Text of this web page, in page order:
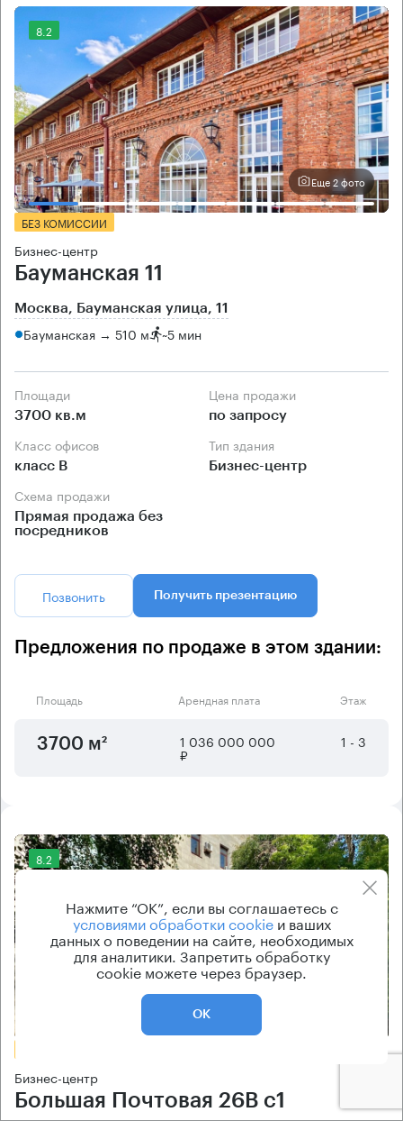
8.2
Еще 2 фото
БЕЗ КОМИССИИ
Бизнес-центр
Бауманская 11
Москва, Бауманская улица, 11
Бауманская → 510 м ~5 мин
Площади
3700 кв.м
Цена продажи
по запросу
Класс офисов
класс B
Тип здания
Бизнес-центр
Схема продажи
Прямая продажа без
посредников
Позвонить Получить презентацию
Предложения по продаже в этом здании:
Площадь Арендная плата Этаж
3700 м² 1 036 000 000
₽
1 - 3
8.2
Бизнес-центр
Большая Почтовая 26В с1
Нажмите “ОК”, если вы соглашаетесь с
условиями обработки cookieи ваших
данных о поведении на сайте, необходимых
для аналитики. Запретить обработку
cookie можете через браузер.
ОК